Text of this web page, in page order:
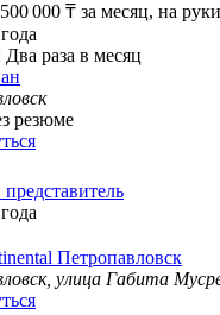
500 000 ₸ за месяц, на руки
раза в месяц
резюме
Петропавловск
улица Габита